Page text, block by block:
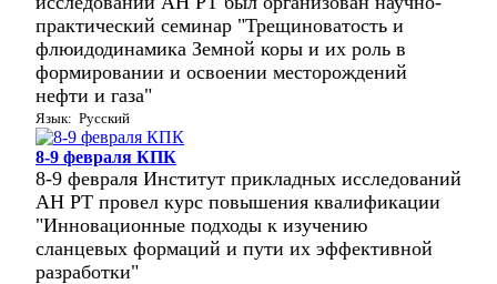
практический семинар "Трещиноватость и
флюидодинамика Земной коры и их роль в
формировании и освоении месторождений
нефти и газа"
Язык: Русский
8-9 февраля КПК
8-9 февраля Институт прикладных исследований
АН РТ провел курс повышения квалификации
"Инновационные подходы к изучению
сланцевых формаций и пути их эффективной
разработки"